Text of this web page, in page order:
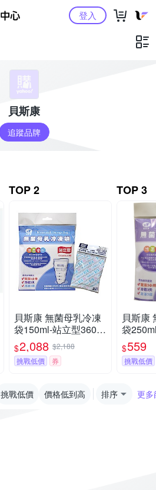
Yahoo購物中心登入
貝斯康
追蹤品牌
TOP 2
貝斯康 無菌母乳冷凍
袋150ml-站立型360入
滅菌(+保冷劑2入)
$2,088 $2,188
挑戰低價
券
TOP 3
貝斯康
袋
(滅菌)
$559
挑戰低價
挑戰低價 價格低到高 排序 更多